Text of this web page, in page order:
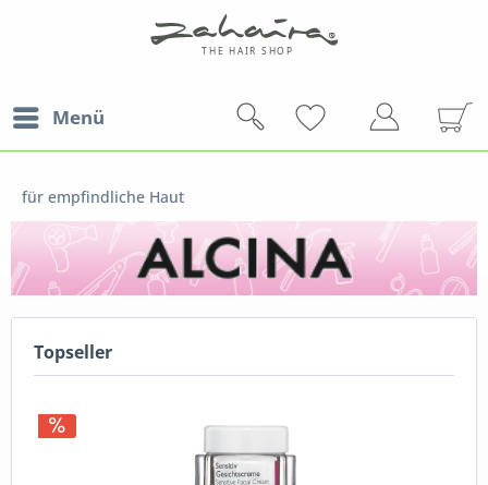
Menü
für empfindliche Haut
Topseller